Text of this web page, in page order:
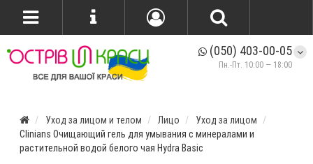
(050) 403-00-05
Пн.-Пт. 10:00 — 18:00
Уход за лицом и телом Лицо
Уход за лицом
Clinians Очищающий гель для умывания с минералами и
растительной водой белого чая Hydra Basic